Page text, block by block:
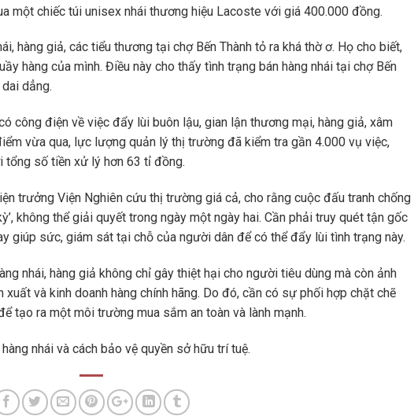
một chiếc túi unisex nhái thương hiệu Lacoste với giá 400.000 đồng.
hàng giả, các tiểu thương tại chợ Bến Thành tỏ ra khá thờ ơ. Họ cho biết,
hàng của mình. Điều này cho thấy tình trạng bán hàng nhái tại chợ Bến
dẳng.
công điện về việc đẩy lùi buôn lậu, gian lận thương mại, hàng giả, xâm
vừa qua, lực lượng quản lý thị trường đã kiểm tra gần 4.000 vụ việc,
tổng số tiền xử lý hơn 63 tỉ đồng.
trưởng Viện Nghiên cứu thị trường giá cả, cho rằng cuộc đấu tranh chống
không thể giải quyết trong ngày một ngày hai. Cần phải truy quét tận gốc
giúp sức, giám sát tại chỗ của người dân để có thể đẩy lùi tình trạng này.
nhái, hàng giả không chỉ gây thiệt hại cho người tiêu dùng mà còn ảnh
và kinh doanh hàng chính hãng. Do đó, cần có sự phối hợp chặt chẽ
tạo ra một môi trường mua sắm an toàn và lành mạnh.
nhái và cách bảo vệ quyền sở hữu trí tuệ.